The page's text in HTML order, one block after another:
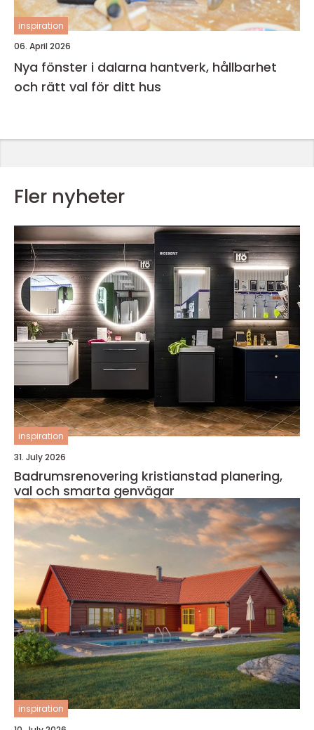
inspiration
06. April 2026
Nya fönster i dalarna hantverk, hållbarhet
och rätt val för ditt hus
Fler nyheter
inspiration
31. July 2026
Badrumsrenovering kristianstad planering,
val och smarta genvägar
inspiration